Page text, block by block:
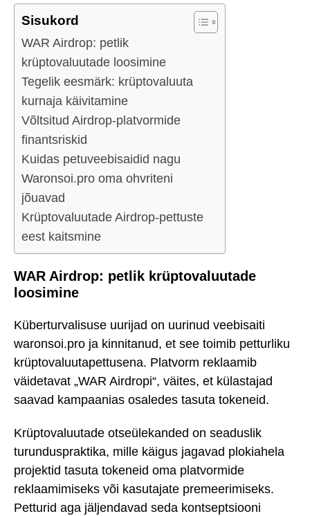
Sisukord
WAR Airdrop: petlik
krüptovaluutade loosimine
Tegelik eesmärk: krüptovaluuta
kurnaja käivitamine
Võltsitud Airdrop-platvormide
finantsriskid
Kuidas petuveebisaidid nagu
Waronsoi.pro oma ohvriteni
jõuavad
Krüptovaluutade Airdrop-pettuste
eest kaitsmine
WAR Airdrop: petlik krüptovaluutade
loosimine
Küberturvalisuse uurijad on uurinud veebisaiti
waronsoi.pro ja kinnitanud, et see toimib petturliku
krüptovaluutapettusena. Platvorm reklaamib
väidetavat „WAR Airdropi“, väites, et külastajad
saavad kampaanias osaledes tasuta tokeneid.
Krüptovaluutade otseülekanded on seaduslik
turunduspraktika, mille käigus jagavad plokiahela
projektid tasuta tokeneid oma platvormide
reklaamimiseks või kasutajate premeerimiseks.
Petturid aga jäljendavad seda kontseptsiooni